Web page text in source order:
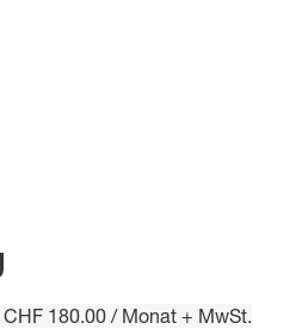
180.00 / Monat + MwSt.